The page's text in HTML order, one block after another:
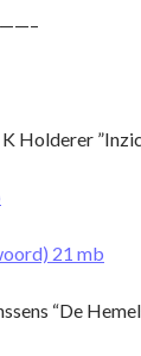
Holderer
21 mb
“De